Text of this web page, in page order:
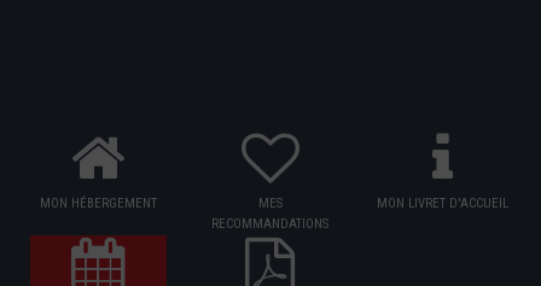
MON HÉBERGEMENT
MES
RECOMMANDATIONS
MON LIVRET D'ACCUEIL